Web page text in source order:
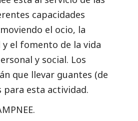
capacidades
el ocio, la
y el fomento de la vida
y social. Los
que llevar guantes (de
para esta actividad.
.